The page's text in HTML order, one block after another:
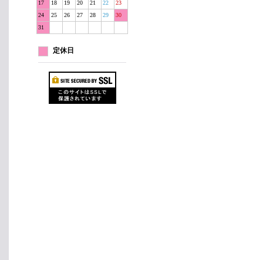
17 18 19 20 21 22
23
24
25 26 27 28 29
30
31
定休日